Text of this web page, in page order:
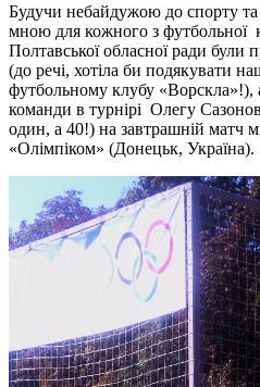
Будучи небайдужою до спорту та
мною для кожного з футбольної
Полтавської обласної ради були
(до речі, хотіла би подякувати
футбольному клубу «Ворскла»!),
команди в турнірі Олегу
один, а 40!) на завтрашній матч
«Олімпіком» (Донецьк, Україна).